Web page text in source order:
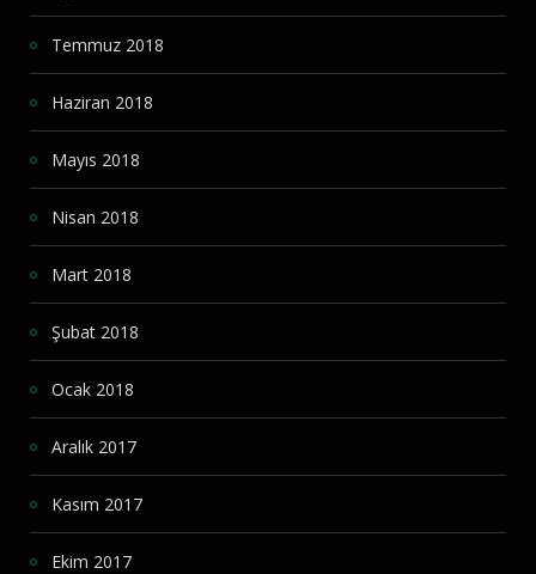
Temmuz 2018
Haziran 2018
Mayıs 2018
Nisan 2018
Mart 2018
Şubat 2018
Ocak 2018
Aralık 2017
Kasım 2017
Ekim 2017